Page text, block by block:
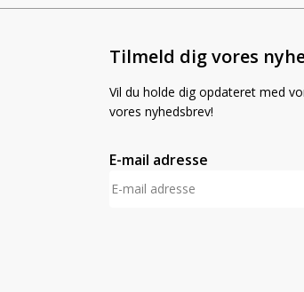
Tilmeld dig vores
Vil du holde dig opdateret med
vores nyhedsbrev!
E-mail adresse